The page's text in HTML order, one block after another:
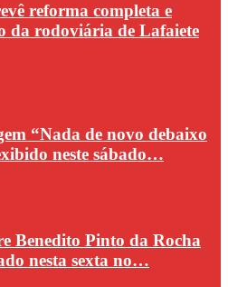
reforma completa e
da rodoviária de Lafaiete
“Nada de novo debaixo
neste sábado…
Benedito Pinto da Rocha
nesta sexta no…